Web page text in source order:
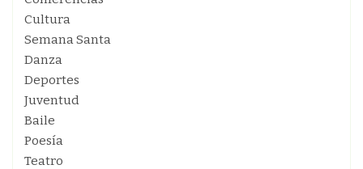
Cultura
Semana Santa
Danza
Deportes
Juventud
Baile
Poesía
Teatro